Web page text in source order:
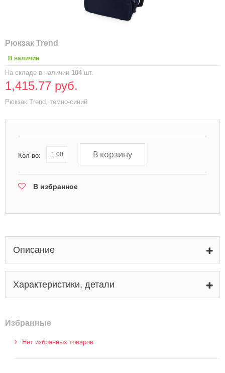
Рюкзак Trend
В наличии
На складе в наличии 104 шт.
1,415.77 руб.
Рюкзак Trend, темно-синий
Кол-во: В корзину
В избранное
Описание
Характеристики, детали
Избранные
Нет избранных товаров